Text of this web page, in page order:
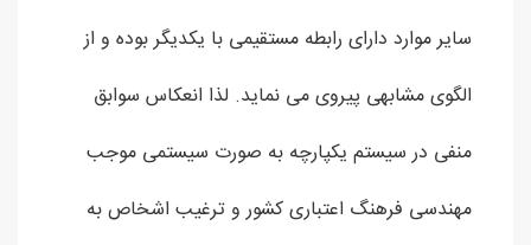
سایر موارد دارای رابطه مستقیمی با یکدیگر بوده و از
الگوی مشابهی پیروی می نماید. لذا انعکاس سوابق
منفی در سیستم یکپارچه به صورت سیستمی موجب
مهندسی فرهنگ اعتباری کشور و ترغیب اشخاص به